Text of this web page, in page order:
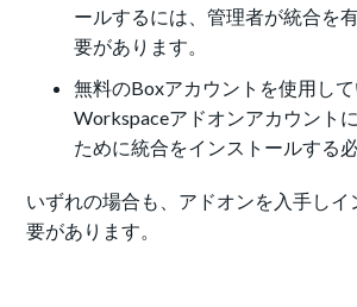
ールするには、管理者が統合を
要があります。
無料のBoxアカウントを使用し
Workspaceアドオンアカウント
ために統合をインストールする
いずれの場合も、アドオンを入手し
要があります。